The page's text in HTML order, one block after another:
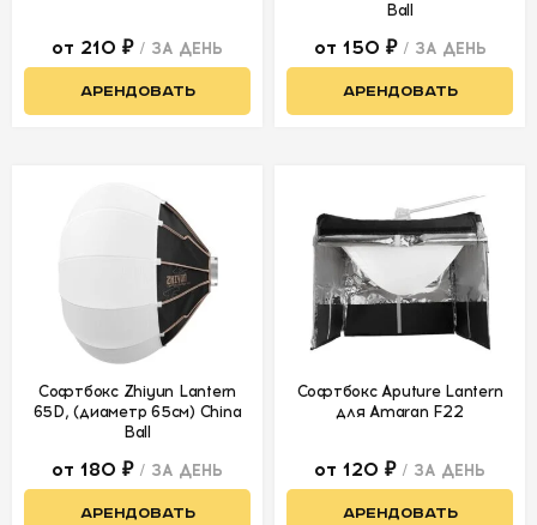
от 210 ₽ / ЗА ДЕНЬ
АРЕНДОВАТЬ
Ball
от 150 ₽ / ЗА ДЕНЬ
АРЕНДОВАТЬ
Софтбокс Zhiyun Lantern
65D, (диаметр 65см) China
Ball
от 180 ₽ / ЗА ДЕНЬ
АРЕНДОВАТЬ
Софтбокс Aputure Lantern
для Amaran F22
от 120 ₽ / ЗА ДЕНЬ
АРЕНДОВАТЬ